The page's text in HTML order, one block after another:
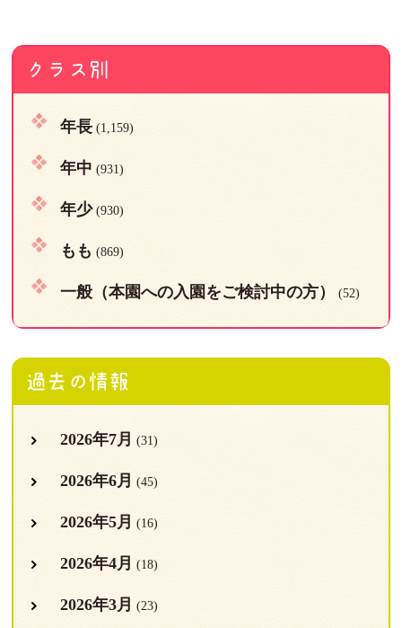
クラス別
年長(1,159)
年中 (931)
年少(930)
もも (869)
一般（本園への入園をご検討中の方） (52)
過去の情報
2026年7月 (31)
2026年6月 (45)
2026年5月 (16)
2026年4月 (18)
2026年3月 (23)